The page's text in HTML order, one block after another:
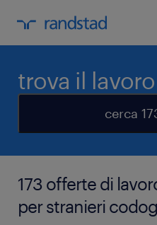
trova il
cerca
173 offerte di
per stranieri